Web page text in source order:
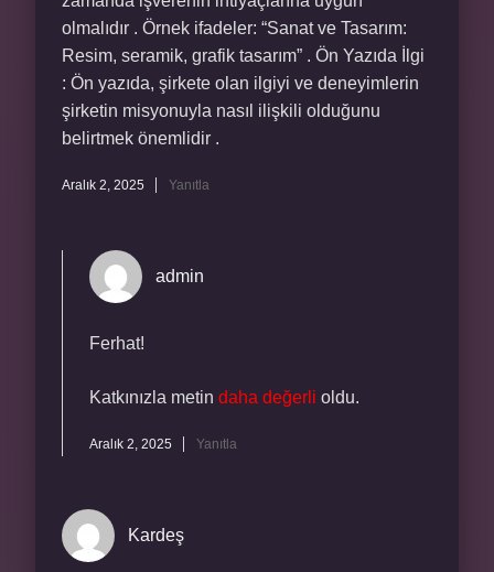
olmalıdır . Örnek ifadeler: “Sanat ve Tasarım:
Resim, seramik, grafik tasarım” . Ön Yazıda İlgi
: Ön yazıda, şirkete olan ilgiyi ve deneyimlerin
şirketin misyonuyla nasıl ilişkili olduğunu
belirtmek önemlidir .
Aralık 2, 2025 Yanıtla
admin
Ferhat!
Katkınızla metin daha değerli oldu.
Aralık 2, 2025 Yanıtla
Kardeş